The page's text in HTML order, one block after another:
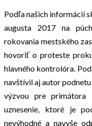
Podľa našich informácií
augusta 2017 na
rokovania mestského
hovoriť o proteste
hlavného kontrolóra.
navštívil aj autor
výzvou pre primátora
uznesenie, ktoré je
nevýhodné a navyše